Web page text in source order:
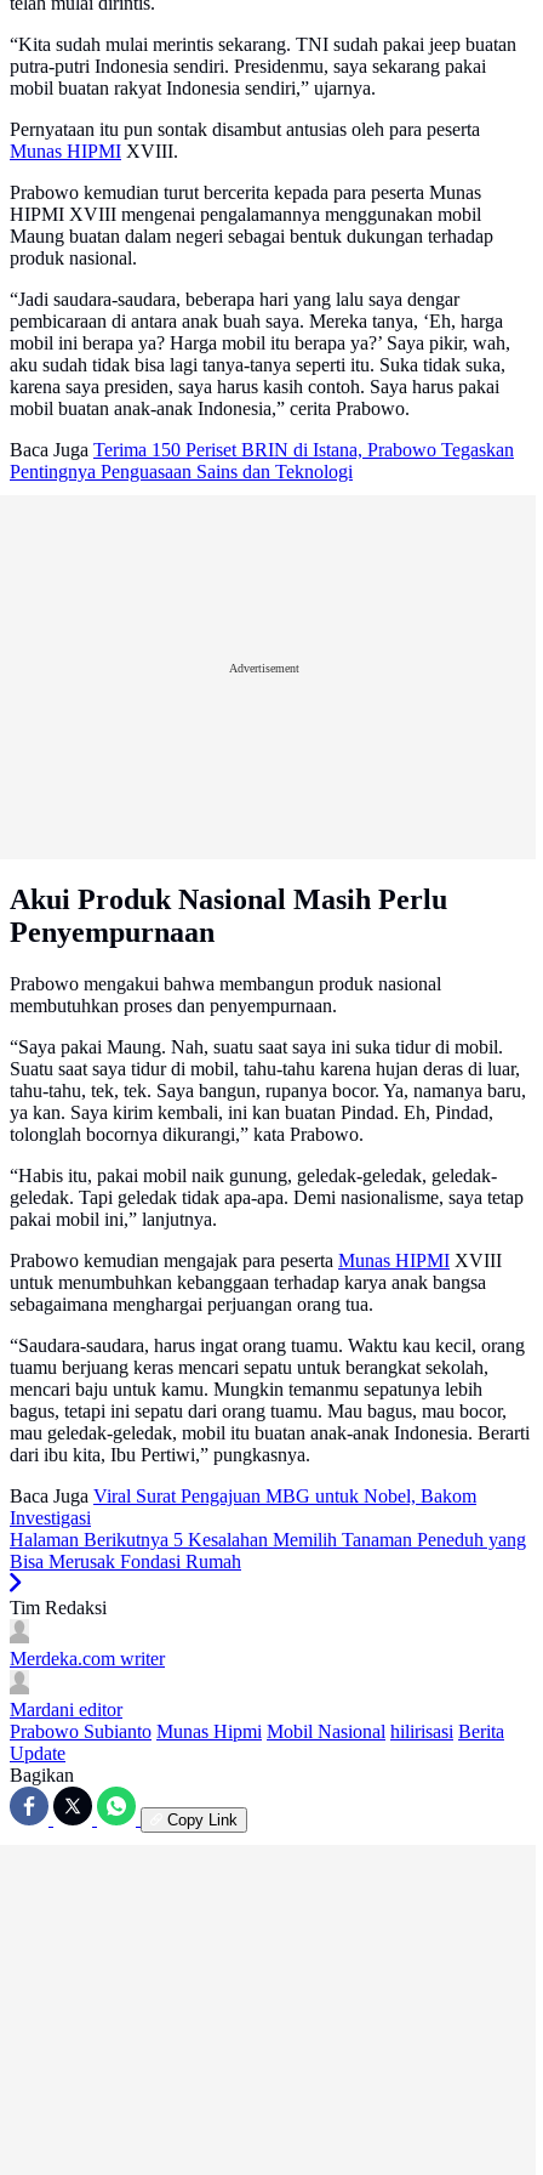
“Kita sudah mulai merintis sekarang. TNI sudah pakai jeep buatan
putra-putri Indonesia sendiri. Presidenmu, saya sekarang pakai
mobil buatan rakyat Indonesia sendiri,” ujarnya.
Pernyataan itu pun sontak disambut antusias oleh para peserta
Munas HIPMI XVIII.
Prabowo kemudian turut bercerita kepada para peserta Munas
HIPMI XVIII mengenai pengalamannya menggunakan mobil
Maung buatan dalam negeri sebagai bentuk dukungan terhadap
produk nasional.
“Jadi saudara-saudara, beberapa hari yang lalu saya dengar
pembicaraan di antara anak buah saya. Mereka tanya, ‘Eh, harga
mobil ini berapa ya? Harga mobil itu berapa ya?’ Saya pikir, wah,
aku sudah tidak bisa lagi tanya-tanya seperti itu. Suka tidak suka,
karena saya presiden, saya harus kasih contoh. Saya harus pakai
mobil buatan anak-anak Indonesia,” cerita Prabowo.
Baca Juga Terima 150 Periset BRIN di Istana, Prabowo Tegaskan
Pentingnya Penguasaan Sains dan Teknologi
Advertisement
Akui Produk Nasional Masih Perlu
Penyempurnaan
Prabowo mengakui bahwa membangun produk nasional
membutuhkan proses dan penyempurnaan.
“Saya pakai Maung. Nah, suatu saat saya ini suka tidur di mobil.
Suatu saat saya tidur di mobil, tahu-tahu karena hujan deras di luar,
tahu-tahu, tek, tek. Saya bangun, rupanya bocor. Ya, namanya baru,
ya kan. Saya kirim kembali, ini kan buatan Pindad. Eh, Pindad,
tolonglah bocornya dikurangi,” kata Prabowo.
“Habis itu, pakai mobil naik gunung, geledak-geledak, geledak-
geledak. Tapi geledak tidak apa-apa. Demi nasionalisme, saya tetap
pakai mobil ini,” lanjutnya.
Prabowo kemudian mengajak para peserta Munas HIPMI XVIII
untuk menumbuhkan kebanggaan terhadap karya anak bangsa
sebagaimana menghargai perjuangan orang tua.
“Saudara-saudara, harus ingat orang tuamu. Waktu kau kecil, orang
tuamu berjuang keras mencari sepatu untuk berangkat sekolah,
mencari baju untuk kamu. Mungkin temanmu sepatunya lebih
bagus, tetapi ini sepatu dari orang tuamu. Mau bagus, mau bocor,
mau geledak-geledak, mobil itu buatan anak-anak Indonesia. Berarti
dari ibu kita, Ibu Pertiwi,” pungkasnya.
Baca Juga Viral Surat Pengajuan MBG untuk Nobel, Bakom
Investigasi
Halaman Berikutnya 5 Kesalahan Memilih Tanaman Peneduh yang
Bisa Merusak Fondasi Rumah
Tim Redaksi
Merdeka.com writer
Mardani editor
Prabowo Subianto Munas Hipmi Mobil Nasional hilirisasi Berita
Update
Bagikan
Copy Link